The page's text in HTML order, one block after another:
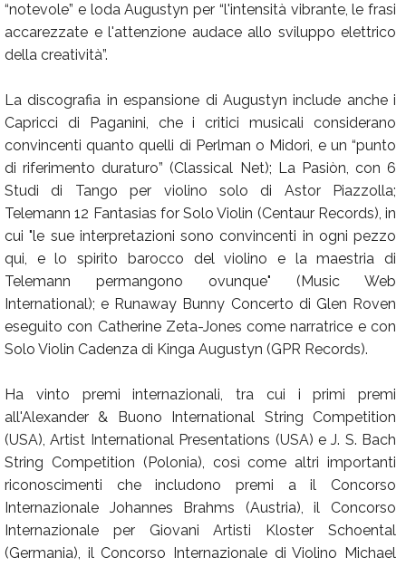
“notevole” e loda Augustyn per “l'intensità vibrante, le frasi
accarezzate e l'attenzione audace allo sviluppo elettrico
della creatività”.
La discografia in espansione di Augustyn include anche i
Capricci di Paganini, che i critici musicali considerano
convincenti quanto quelli di Perlman o Midori, e un “punto
di riferimento duraturo” (Classical Net); La Pasiòn, con 6
Studi di Tango per violino solo di Astor Piazzolla;
Telemann 12 Fantasias for Solo Violin (Centaur Records), in
cui "le sue interpretazioni sono convincenti in ogni pezzo
qui, e lo spirito barocco del violino e la maestria di
Telemann permangono ovunque" (Music Web
International); e Runaway Bunny Concerto di Glen Roven
eseguito con Catherine Zeta-Jones come narratrice e con
Solo Violin Cadenza di Kinga Augustyn (GPR Records).
Ha vinto premi internazionali, tra cui i primi premi
all'Alexander & Buono International String Competition
(USA), Artist International Presentations (USA) e J. S. Bach
String Competition (Polonia), così come altri importanti
riconoscimenti che includono premi a il Concorso
Internazionale Johannes Brahms (Austria), il Concorso
Internazionale per Giovani Artisti Kloster Schoental
(Germania), il Concorso Internazionale di Violino Michael